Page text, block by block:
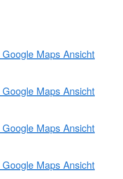
Maps Ansicht
Maps Ansicht
Maps Ansicht
Maps Ansicht